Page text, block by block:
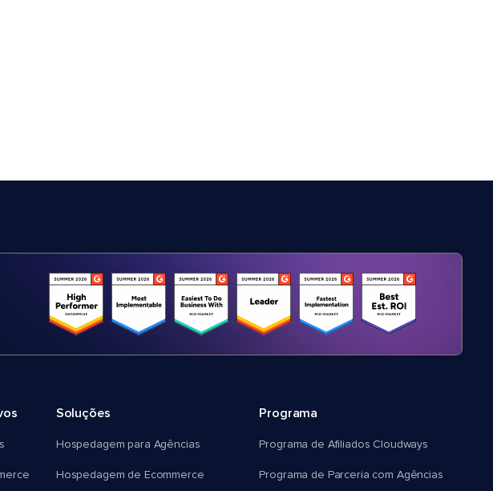
Soluções
Hospedagem para Agências
Hospedagem de Ecommerce
Programa
Programa de Afiliados Cloudways
Programa de Parceria com Agências